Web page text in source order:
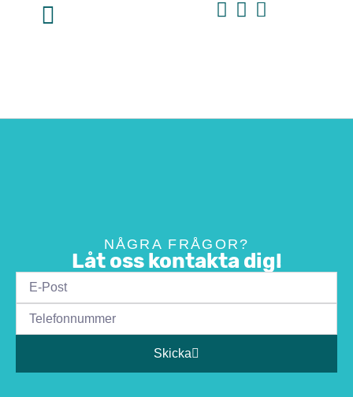
NÅGRA FRÅGOR?
Låt oss kontakta dig!
Skicka